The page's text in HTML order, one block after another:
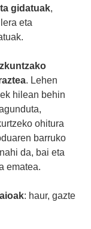
gidatuak,
eta
. Lehen
hilean behin
ohitura
barruko
da, bai eta
ematea.
: haur, gazte